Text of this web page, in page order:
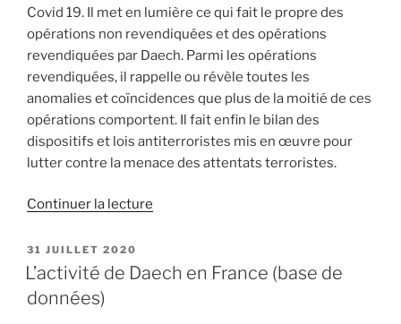
Covid 19. Il met en lumière ce qui fait le propre des
opérations non revendiquées et des opérations
revendiquées par Daech. Parmi les opérations
revendiquées, il rappelle ou révèle toutes les
anomalies et coïncidences que plus de la moitié de ces
opérations comportent. Il fait enfin le bilan des
dispositifs et lois antiterroristes mis en œuvre pour
lutter contre la menace des attentats terroristes.
Continuer la lecture
Daech
PUBLIÉ
LE
31 JUILLET 2020
L’activité de Daech en France (base de
données)